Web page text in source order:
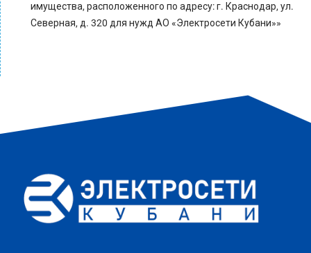
имущества, расположенного по адресу: г. Краснодар, ул.
Северная, д. 320 для нужд АО «Электросети Кубани»»